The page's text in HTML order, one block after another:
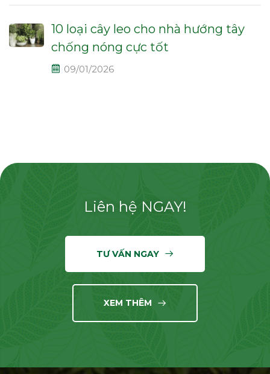
10 loại cây leo cho nhà hướng tây
chống nóng cực tốt
09/01/2026
Liên hệ NGAY!
TƯ VẤN NGAY
XEM THÊM